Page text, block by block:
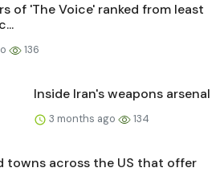
of 'The Voice' ranked from least
136
Inside Iran's weapons arsenal
3 months ago 134
towns across the US that offer